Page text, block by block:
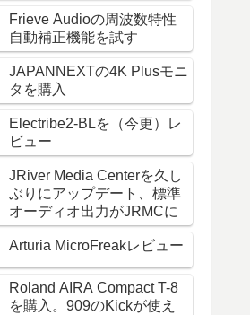
Frieve Audioの周波数特性
自動補正機能を試す
JAPANNEXTの4K Plusモニ
タを購入
Electribe2-BLを（今更）レ
ビュー
JRiver Media Centerを久し
ぶりにアップデート、標準
オーディオ出力がJRMCに
Arturia MicroFreakレビュー
Roland AIRA Compact T-8
を購入。909のKickが使え